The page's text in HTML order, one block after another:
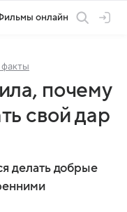
онлайн
почему
свой дар
делать добрые